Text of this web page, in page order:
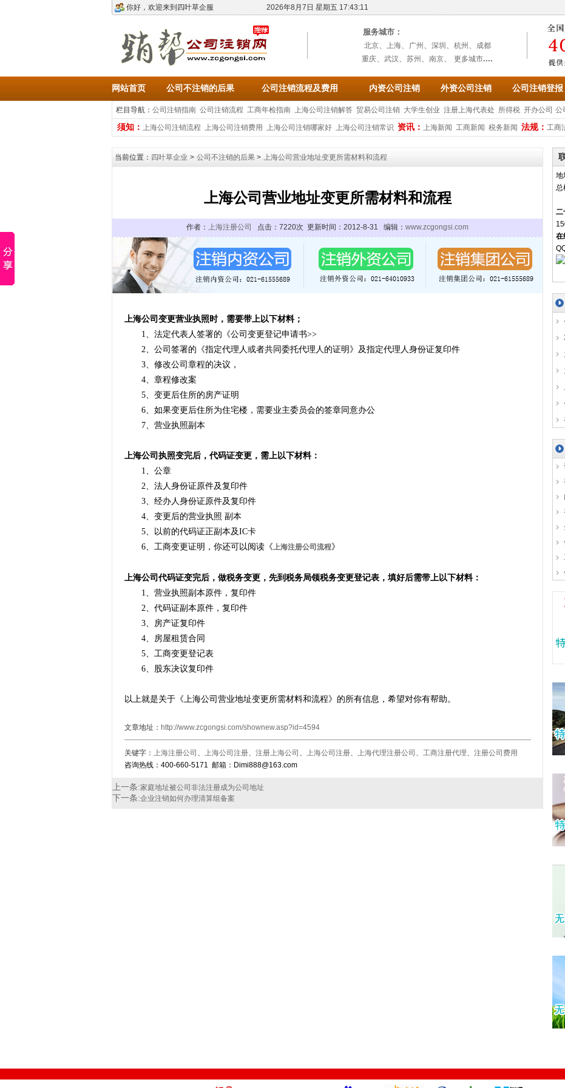
你好，欢迎来到四叶草企服 2026年8月7日 星期五 17:43:11
服务城市：
北京、 上海、 广州 、 深圳 、 杭州 、
成都
重庆、 武汉 、 苏州 、 南京、 更多城市....
网站首页 公司不注销的后果 公司注销流程及费用 内资公司注销 外资公司注销 公司注销登报
栏目导航： 公司注销指南 公司注销流程 工商年检指南 上海公司注销解答 贸易公司注销 大学生创业 注册上海代表处 所得税 开办公司 公
须知： 上海公司注销流程 上海公司注销费用 上海公司注销哪家好 上海公司注销常识 资讯： 上海新闻 工商新闻 税务新闻 法规： 工商
当前位置： 四叶草企业 > 公司不注销的后果 > 上海公司营业地址变更所需材料和流程
上海公司营业地址变更所需材料和流程
作者： 上海注册公司 点击：7220次 更新时间：2012-8-31 编辑： www.zcgongsi.com
上海公司变更营业执照时，需要带上以下材料；
1、法定代表人签署的《公司变更登记申请书>>
2、公司签署的《指定代理人或者共同委托代理人的证明》及指定代理人身份证复印件
3、修改公司章程的决议，
4、章程修改案
5、变更后住所的房产证明
6、如果变更后住所为住宅楼，需要业主委员会的签章同意办公
7、营业执照副本
上海公司执照变完后，代码证变更，需上以下材料：
1、公章
2、法人身份证原件及复印件
3、经办人身份证原件及复印件
4、变更后的营业执照 副本
5、以前的代码证正副本及IC卡
6、工商变更证明，你还可以阅读《上海注册公司流程》
上海公司代码证变完后，做税务变更，先到税务局领税务变更登记表，填好后需带上以下材料：
1、营业执照副本原件，复印件
2、代码证副本原件，复印件
3、房产证复印件
4、房屋租赁合同
5、工商变更登记表
6、股东决议复印件
以上就是关于《上海公司营业地址变更所需材料和流程》的所有信息，希望对你有帮助。
文章地址： http://www.zcgongsi.com/shownew.asp?id=4594
关键字： 上海注册公司 、 上海公司注册、 注册上海公司 、 上海公司注册、 上海代理注册公司 、 工商注册代理、 注册公司费用
咨询热线：400-660-5171 邮箱：Dimi888@163.com
上一条:家庭地址被公司非法注册成为公司地址
下一条:企业注销如何办理清算组备案
地
总
二
在